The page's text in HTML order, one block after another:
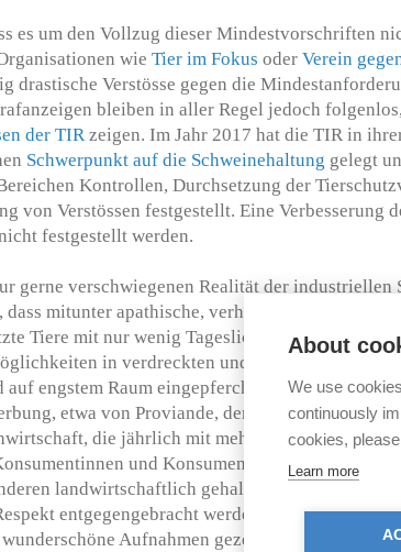
es um den Vollzug dieser Mindestvorschriften
wie Tier im Fokus oder Verein
drastische Verstösse gegen die
bleiben in aller Regel jedoch
der TIR zeigen. Im Jahr 2017 hat die TIR in
Schwerpunkt auf die Schweinehaltung gelegt
Kontrollen, Durchsetzung der
von Verstössen festgestellt. Eine Verbesserung
festgestellt werden.
gerne verschwiegenen Realität der industriellen
mitunter apathische, verhaltensgestörte,
Tiere mit nur wenig Tageslicht und kaum
in verdreckten und kotverschmierten
auf engstem Raum eingepfercht sind. Dies steht
etwa von Proviande, der
die jährlich mit mehreren Millionen
und Konsumenten Glauben machen
landwirtschaftlich gehaltenen Tieren ein
entgegengebracht werde. In der
Aufnahmen gezeigt von
About
We use
continuously
cookies,
Learn more